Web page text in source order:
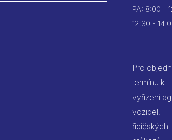
PÁ: 8:00 -
12:30 -
Pro
termínu k
vyřízení
vozidel,
řidičských